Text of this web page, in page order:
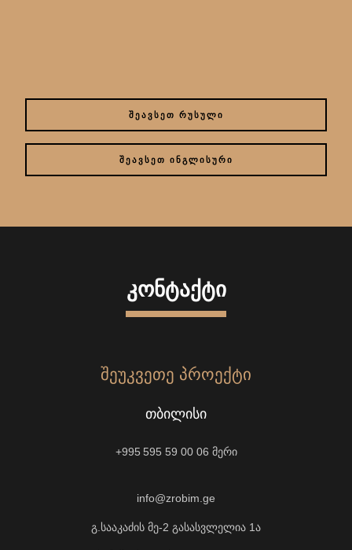
ᲨᲔᲐᲕᲡᲔᲗ ᲠᲣᲡᲣᲚᲘ
ᲨᲔᲐᲕᲡᲔᲗ ᲘᲜᲒᲚᲘᲡᲣᲠᲘ
ᲙᲝᲜᲢᲐᲥᲢᲘ
ᲨᲔᲣᲙᲕᲔᲗᲔ ᲞᲠᲝᲔᲥᲢᲘ
ᲗᲑᲘᲚᲘᲡᲘ
+995 595 59 00 06 მერი
info@zrobim.ge
გ.სააკაძის მე-2 გასასვლელია 1ა